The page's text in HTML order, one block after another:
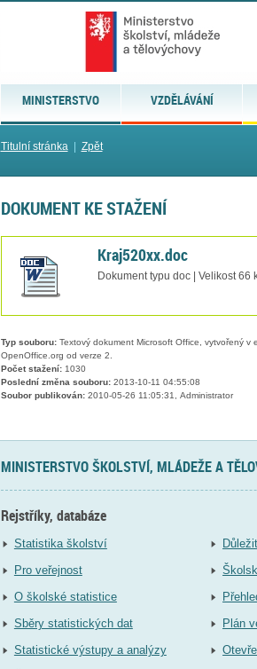
MINISTERSTVO VZDĚLÁVÁNÍ
Titulní stránka| Zpět
DOKUMENT KE STAŽENÍ
Kraj520xx.doc
Dokument typu doc | Velikost 66
Typ souboru:Textový dokument Microsoft Office, vytvořený v
OpenOffice.org od verze 2.
Počet stažení:1030
Poslední změna souboru:2013-10-11 04:55:08
Soubor publikován:2010-05-26 11:05:31, Administrator
MINISTERSTVO ŠKOLSTVÍ, MLÁDEŽE A
Rejstříky, databáze
Statistika školství
Pro veřejnost
O školské statistice
Sběry statistických dat
Statistické výstupy a analýzy
Plán